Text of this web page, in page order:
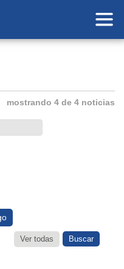
mostrando 4 de 4 noticias
Ver todas